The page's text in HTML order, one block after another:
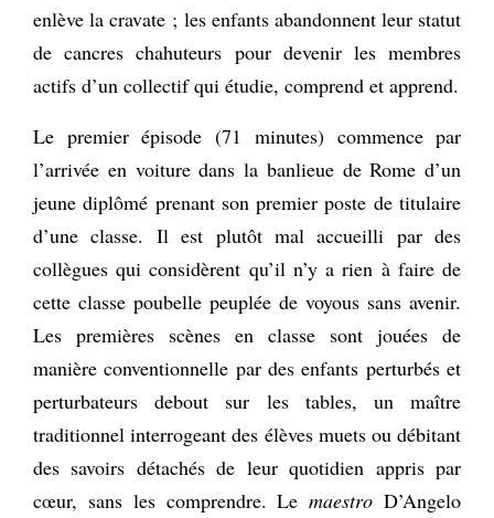
enlève la cravate ; les enfants abandonnent leur statut
de cancres chahuteurs pour devenir les membres
actifs d’un collectif qui étudie, comprend et apprend.
Le premier épisode (71 minutes) commence par
l’arrivée en voiture dans la banlieue de Rome d’un
jeune diplômé prenant son premier poste de titulaire
d’une classe. Il est plutôt mal accueilli par des
collègues qui considèrent qu’il n’y a rien à faire de
cette classe poubelle peuplée de voyous sans avenir.
Les premières scènes en classe sont jouées de
manière conventionnelle par des enfants perturbés et
perturbateurs debout sur les tables, un maître
traditionnel interrogeant des élèves muets ou débitant
des savoirs détachés de leur quotidien appris par
cœur, sans les comprendre. Lemaestro D’Angelo